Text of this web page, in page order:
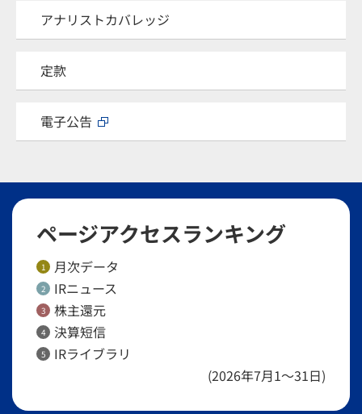
アナリストカバレッジ
定款
電子公告
ページアクセスランキング
1 月次データ
2 IRニュース
3 株主還元
4 決算短信
5
IRライブラリ
(2026年7月1～31日)